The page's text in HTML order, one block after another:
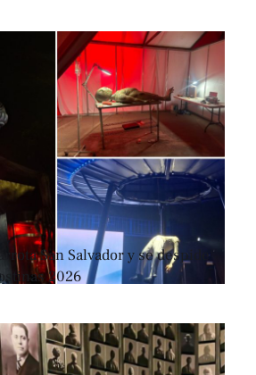
San Salvador y se despide
2026